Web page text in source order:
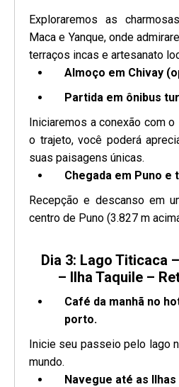
Exploraremos as
Maca e Yanque, onde
terraços incas e artesanato
Almoço em Chivay
Partida em ônibus
Iniciaremos a conexão com o
o trajeto, você poderá
suas paisagens únicas.
Chegada em Puno e
Recepção e descanso em
centro de Puno (3.827 m
Dia 3: Lago Titicaca
– Ilha Taquile –
Café da manhã no
porto.
Inicie seu passeio pelo lago
mundo.
Navegue até as